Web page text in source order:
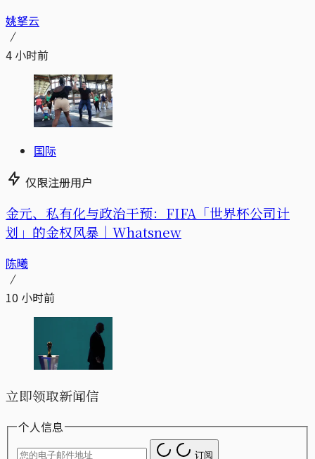
姚拏云
4 小时前
国际
仅限注册用户
金元、私有化与政治干预：FIFA「世界杯公司计
划」的金权风暴｜Whatsnew
陈曦
10 小时前
立即领取新闻信
个人信息
订阅